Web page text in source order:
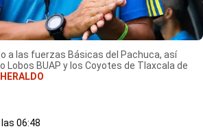
a las fuerzas Básicas del Pachuca, así
Lobos BUAP y los Coyotes de Tlaxcala de
HERALDO
06:48